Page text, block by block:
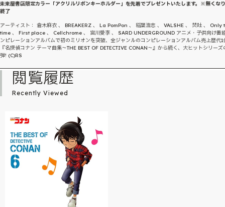
未来屋書店限定カラー「アクリルリボンキーホルダー」を先着でプレゼントいたします。※無くな
終了
アーティスト： 倉木麻衣 、 BREAKERZ 、 La PomPon 、 稲葉浩志 、 VALSHE 、 焚吐 、 Only
time 、 First place 、 Cellchrome 、 宮川愛李 、 SARD UNDERGROUND アニメ・子供向け番
ンピレーションアルバムで初のミリオンを突破、全ジャンルのコンピレーションアルバム売上歴代1
『名探偵コナン テーマ曲集〜THE BEST OF DETECTIVE CONAN〜』から続く、大ヒットシリーズ
弾! (C)RS
閲覧履歴
Recently Viewed